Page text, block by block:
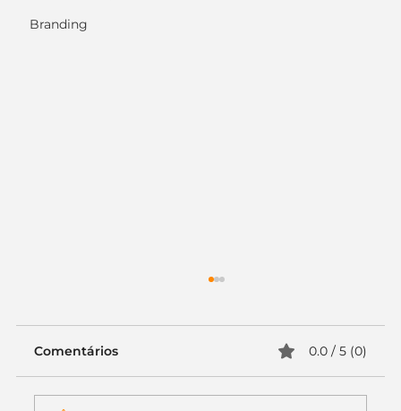
Branding
Comentários 0.0 / 5 (0)